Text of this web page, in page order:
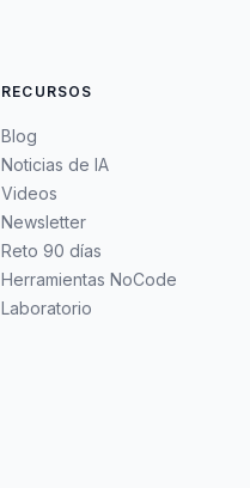
RECURSOS
Blog
Noticias de IA
Videos
Newsletter
Reto 90 días
Herramientas NoCode
Laboratorio